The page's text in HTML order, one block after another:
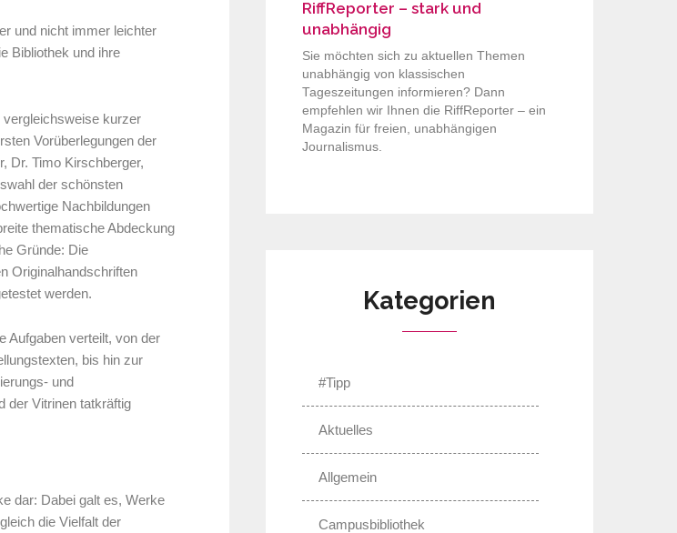
und nicht immer leichter
Bibliothek und ihre
vergleichsweise kurzer
Vorüberlegungen der
Dr. Timo Kirschberger,
der schönsten
Nachbildungen
thematische Abdeckung
Gründe: Die
Originalhandschriften
werden.
Aufgaben verteilt, von der
bis hin zur
und
der Vitrinen tatkräftig
dar: Dabei galt es, Werke
die Vielfalt der
RiffReporter – stark und
unabhängig
Sie möchten sich zu aktuellen Themen
unabhängig von klassischen
Tageszeitungen informieren? Dann
empfehlen wir Ihnen die RiffReporter – ein
Magazin für freien, unabhängigen
Journalismus.
Kategorien
#Tipp
Aktuelles
Allgemein
Campusbibliothek